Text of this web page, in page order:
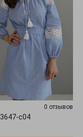
0 отзывов
3647-c04